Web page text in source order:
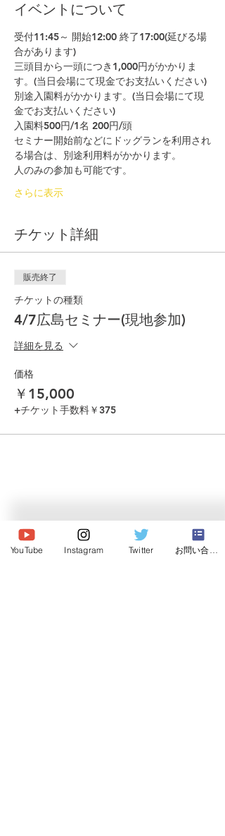
イベントについて
受付11:45～ 開始12:00 終了17:00(延びる場
合があります)
三頭目から一頭につき1,000円がかかりま
す。(当日会場にて現金でお支払いください)
別途入園料がかかります。(当日会場にて現
金でお支払いください)
入園料500円/1名 200円/頭​
セミナー開始前などにドッグランを利用され
る場合は、別途利用料がかかります。
人のみの参加も可能です。
さらに表示
チケット詳細
販売終了
チケットの種類
4/7広島セミナー(現地参加)
詳細を見る
価格
￥15,000
+チケット手数料￥375
© 2026 Japan Dog Behaviourist
Association.Allright reserved.
YouTube Instagram Twitter